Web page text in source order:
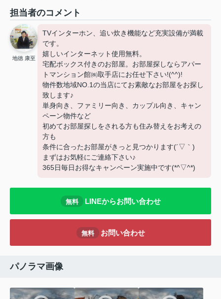
担当者のコメント
地徳 康至
TVインターホン、追い炊き機能など充実設備が満載
です。
嬉しいインターネット使用無料。
宅配ボックス付きのお部屋。お部屋探しならアパー
トマンション館㈱取手店にお任せ下さい!(^^)!
物件数地域NO.1の当店にてお素敵なお部屋をお探し
致します♪
単身向き、ファミリー向き、カップル向き、キャン
ペーン物件など
初めてお部屋探しをされる方も住み替えをお考えの
方も
条件に合ったお部屋がきっと見つかります(´▽｀)
まずはお気軽にご連絡下さい♪
365日毎日お得なキャンペーン実施中です(*^▽^*)
無料 LINEからお問い合わせ
無料 お問い合わせ
パノラマ画像